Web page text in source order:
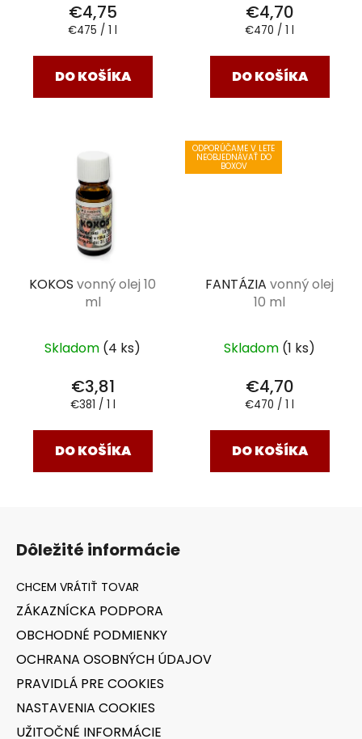
€4,75
Jednotková
€475 / 1 l
DO KOŠÍKA
€4,70
Jednotková
€470 / 1 l
DO KOŠÍKA
KOKOS vonný olej 10
ml
Skladom (4 ks)
€3,81
Jednotková
€381 / 1 l
DO KOŠÍKA
ODPORÚČAME V LETE
NEOBJEDNÁVAŤ DO
BOXOV
FANTÁZIA vonný olej
10 ml
Skladom (1 ks)
€4,70
Jednotková
€470 / 1 l
DO KOŠÍKA
Dôležité informácie
ZÁKAZNÍCKA PODPORA
OBCHODNÉ PODMIENKY
OCHRANA OSOBNÝCH ÚDAJOV
PRAVIDLÁ PRE COOKIES
NASTAVENIA COOKIES
UŽITOČNÉ INFORMÁCIE